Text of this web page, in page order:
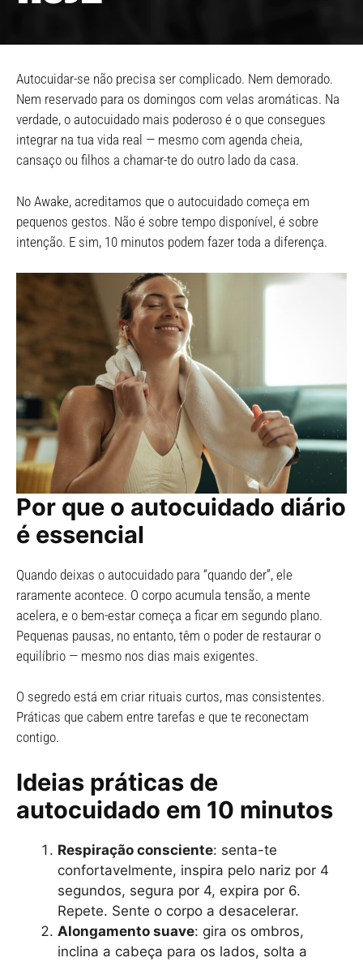
Autocuidar-se não precisa ser complicado. Nem demorado.
Nem reservado para os domingos com velas aromáticas. Na
verdade, o autocuidado mais poderoso é o que consegues
integrar na tua vida real — mesmo com agenda cheia,
cansaço ou filhos a chamar-te do outro lado da casa.
No Awake, acreditamos que o autocuidado começa em
pequenos gestos. Não é sobre tempo disponível, é sobre
intenção. E sim, 10 minutos podem fazer toda a diferença.
Por que o autocuidado diário
é essencial
Quando deixas o autocuidado para “quando der”, ele
raramente acontece. O corpo acumula tensão, a mente
acelera, e o bem-estar começa a ficar em segundo plano.
Pequenas pausas, no entanto, têm o poder de restaurar o
equilíbrio — mesmo nos dias mais exigentes.
O segredo está em criar rituais curtos, mas consistentes.
Práticas que cabem entre tarefas e que te reconectam
contigo.
Ideias práticas de
autocuidado em 10 minutos
Respiração consciente: senta-te
confortavelmente, inspira pelo nariz por 4
segundos, segura por 4, expira por 6.
Repete. Sente o corpo a desacelerar.
Alongamento suave: gira os ombros,
inclina a cabeça para os lados, solta a